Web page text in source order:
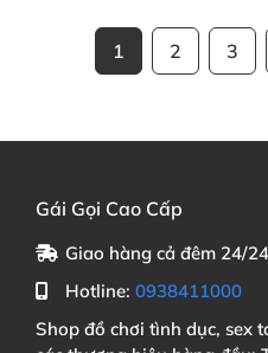
1 2 3
Gái Gọi Cao Cấp
Giao hàng cả đêm 24/24
Hotline: 0938411000
Shop đồ chơi tình dục, sex